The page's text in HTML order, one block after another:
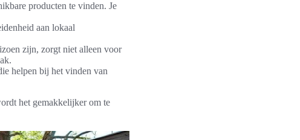
producten te vinden. Je
aan lokaal
zijn, zorgt niet alleen voor
helpen bij het vinden van
het gemakkelijker om te